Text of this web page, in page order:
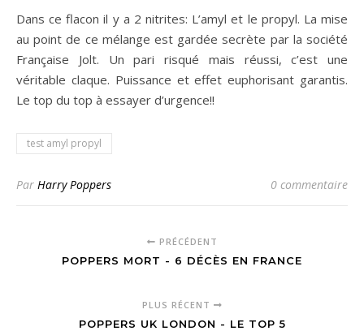
Dans ce flacon il y a 2 nitrites: L’amyl et le propyl. La mise
au point de ce mélange est gardée secrète par la société
Française Jolt. Un pari risqué mais réussi, c’est une
véritable claque. Puissance et effet euphorisant garantis.
Le top du top à essayer d’urgence!!
test amyl propyl
Par Harry Poppers 0 commentaire
PRÉCÉDENT
POPPERS MORT - 6 DÉCÈS EN FRANCE
PLUS RÉCENT
POPPERS UK LONDON - LE TOP 5